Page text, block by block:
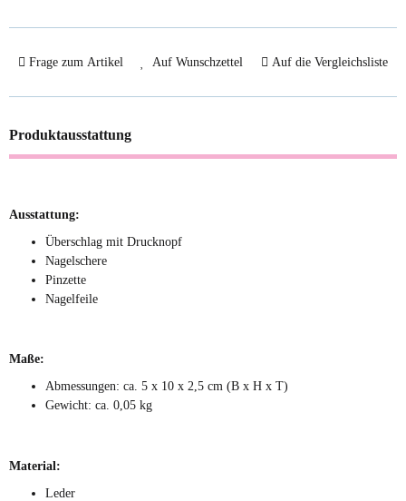
Frage zum Artikel Auf Wunschzettel Auf die Vergleichsliste
Produktausstattung
Ausstattung:
Überschlag mit Drucknopf
Nagelschere
Pinzette
Nagelfeile
Maße:
Abmessungen: ca. 5 x 10 x 2,5 cm (B x H x T)
Gewicht: ca. 0,05 kg
Material:
Leder